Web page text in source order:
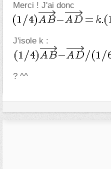
Merci ! J'ai donc
J'isole k :
? ^^